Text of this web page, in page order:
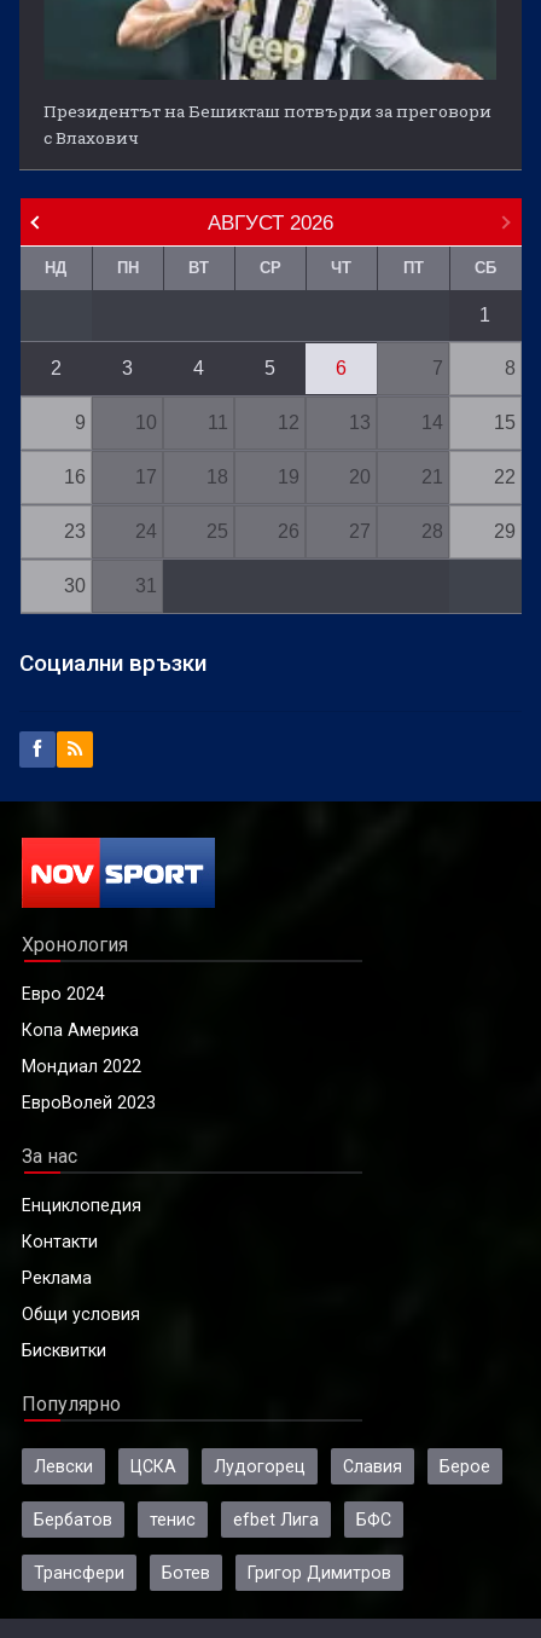
Президентът на Бешикташ потвърди за преговори
с Влахович
АВГУСТ 2026
НД ПН ВТ СР ЧТ ПТ СБ
1
2 3 4 5 6 7 8
9 10 11 12 13 14 15
16 17 18 19 20 21 22
23 24 25 26 27 28 29
30 31
Социални връзки
Хронология
Евро 2024
Копа Америка
Мондиал 2022
ЕвроВолей 2023
За нас
Енциклопедия
Контакти
Реклама
Общи условия
Бисквитки
Популярно
Левски ЦСКА Лудогорец Славия Берое
Бербатов тенис efbet Лига БФС
Трансфери Ботев Григор Димитров